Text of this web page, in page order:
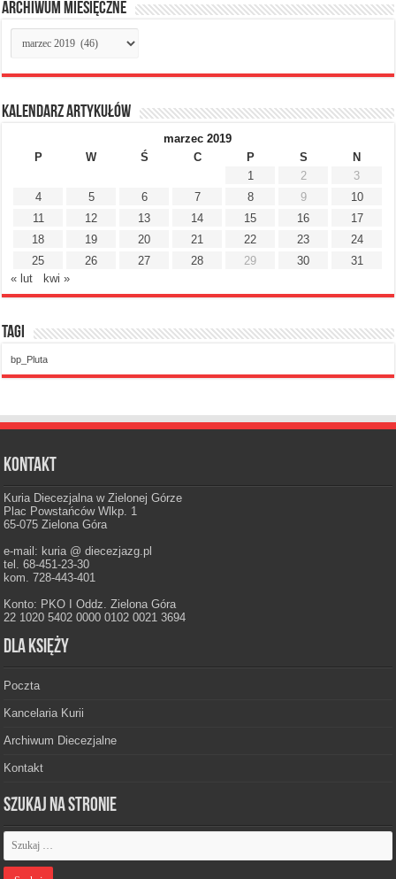
Archiwum miesięczne
Archiwum
miesięczne
Kalendarz artykułów
marzec 2019
P
W Ś C P S
N
1
2
3
4
5 6 7 8 9
10
11
12 13 14 15 16
17
18
19 20 21 22 23
24
25
26 27 28 29 30
31
« lut
kwi »
Tagi
bp_Pluta
Kontakt
Kuria Diecezjalna w Zielonej Górze
Plac Powstańców Wlkp. 1
65-075 Zielona Góra
e-mail: kuria @ diecezjazg.pl
tel. 68-451-23-30
kom. 728-443-401
Konto: PKO I Oddz. Zielona Góra
22 1020 5402 0000 0102 0021 3694
Dla księży
Poczta
Kancelaria Kurii
Archiwum Diecezjalne
Kontakt
Szukaj na stronie